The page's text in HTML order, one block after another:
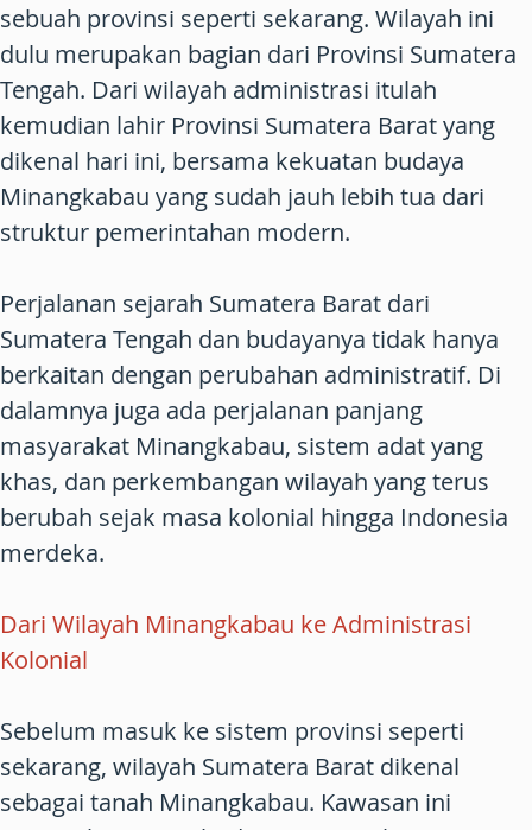
sebuah provinsi seperti sekarang. Wilayah ini
dulu merupakan bagian dari Provinsi Sumatera
Tengah. Dari wilayah administrasi itulah
kemudian lahir Provinsi Sumatera Barat yang
dikenal hari ini, bersama kekuatan budaya
Minangkabau yang sudah jauh lebih tua dari
struktur pemerintahan modern.
Perjalanan sejarah Sumatera Barat dari
Sumatera Tengah dan budayanya tidak hanya
berkaitan dengan perubahan administratif. Di
dalamnya juga ada perjalanan panjang
masyarakat Minangkabau, sistem adat yang
khas, dan perkembangan wilayah yang terus
berubah sejak masa kolonial hingga Indonesia
merdeka.
Dari Wilayah Minangkabau ke Administrasi
Kolonial
Sebelum masuk ke sistem provinsi seperti
sekarang, wilayah Sumatera Barat dikenal
sebagai tanah Minangkabau. Kawasan ini